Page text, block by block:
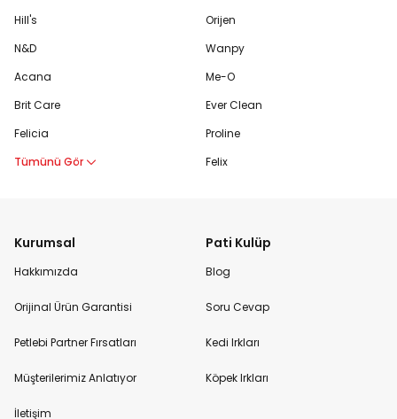
Hill's
N&D
Acana
Brit Care
Felicia
Tümünü Gör
Orijen
Wanpy
Me-O
Ever Clean
Proline
Felix
Kurumsal
Hakkımızda
Orijinal Ürün Garantisi
Petlebi Partner Fırsatları
Müşterilerimiz Anlatıyor
İletişim
Pati Kulüp
Blog
Soru Cevap
Kedi Irkları
Köpek Irkları